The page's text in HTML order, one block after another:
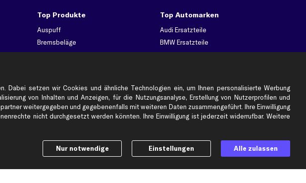
Top Produkte
Auspuff
Bremsbeläge
Bremssattel
Luftfilter
Ölfilter
Querlenker
Scheibenwischer
Top Automarken
Audi Ersatzteile
BMW Ersatzteile
Ford Ersatzteile
Peugeot Ersatzteile
Renault Ersatzteile
Seat Ersatzteile
VW Ersatzteile
Dabei setzen wir Cookies und ähnliche Technologien ein, um Ihnen personalisierte Werbung
von Inhalten und Anzeigen, für die Nutzungsanalyse, Erstellung von Nutzerprofilen und
weitergegeben und gegebenenfalls mit weiteren Daten zusammengeführt. Ihre Einwilligung
nicht durchgesetzt werden könnten. Ihre Einwilligung ist jederzeit widerrufbar. Weitere
Nur notwendige Einstellungen Alle zulassen